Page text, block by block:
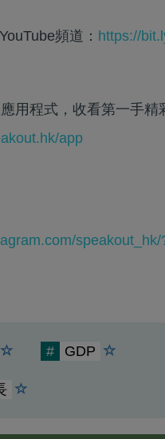
頻道： https://
用程式，收看第一手精
app
# GDP